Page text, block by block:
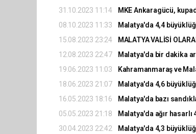
31.10.2023 11:14
MKE Ankaragücü,
08.10.2023 11:33
Malatya'da 4,4
15.08.2023 23:24
MALATYA VALİSİ
12.08.2023 22:47
Malatya'da bir dakika
19.06.2023 11:03
Kahramanmaraş ve
18.06.2023 21:07
Malatya'da 4,6
16.05.2023 18:16
Malatya'da bazı
05.05.2023 21:18
Malatya'da ağır hasarlı
30.04.2023 22:42
Malatya'da 4,3